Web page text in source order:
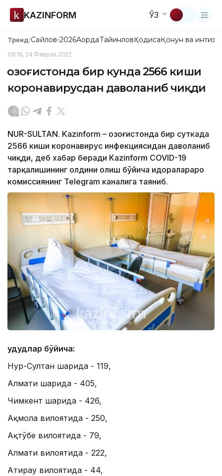
KAZINFORM ЎЗ
Тренд:Сайлов-2026АқордаТайинловҲодисаҚонун ва
09:16, 24 Феврал 2022
Қозоғистонда бир кунда 2566 киши
коронавирусдан даволаниб чиқди
NUR-SULTAN. Kazinform – Қозоғистонда бир суткада
2566 киши коронавирус инфекциясидан даволаниб
чиқди, деб хабар беради Kazinform COVID-19
тарқалишининг олдини олиш бўйича идоралараро
комиссиянинг Telegram каналига таяниб.
Ҳудудлар бўйича:
Нур-Султан шаҳрида - 119,
Алмати шаҳрида - 405,
Чимкент шаҳрида - 426,
Ақмола вилоятида - 250,
Ақтўбе вилоятида - 79,
Алмати вилоятида - 222,
Атирау вилоятида - 44,